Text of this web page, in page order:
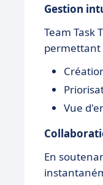
Gestion
Team Task
permettant
Vue
En